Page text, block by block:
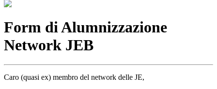
Form di Alumnizzazione
Network JEB
Caro (quasi ex) membro del network delle JE,